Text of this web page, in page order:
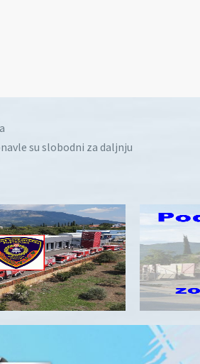
su slobodni za daljnju